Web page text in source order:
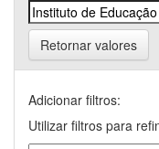
Retornar valores
Adicionar filtros:
Utilizar filtros para